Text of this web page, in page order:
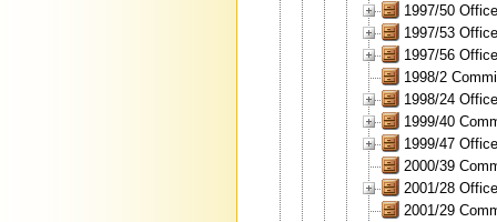
1997/50
1997/53
1997/56
1998/2
1998/24
1999/40
1999/47
2000/39
2001/28
2001/29